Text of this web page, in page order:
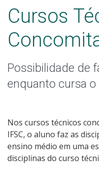
Qualificação Profissional
Pós-graduação
Educação a Distância
Educação de Jovens e
Transferências e retornos
PartiuIF
Cursos
Possibilidade de
enquanto cursa
Nos cursos técnicos
IFSC, o aluno faz as
ensino médio em uma
disciplinas do curso